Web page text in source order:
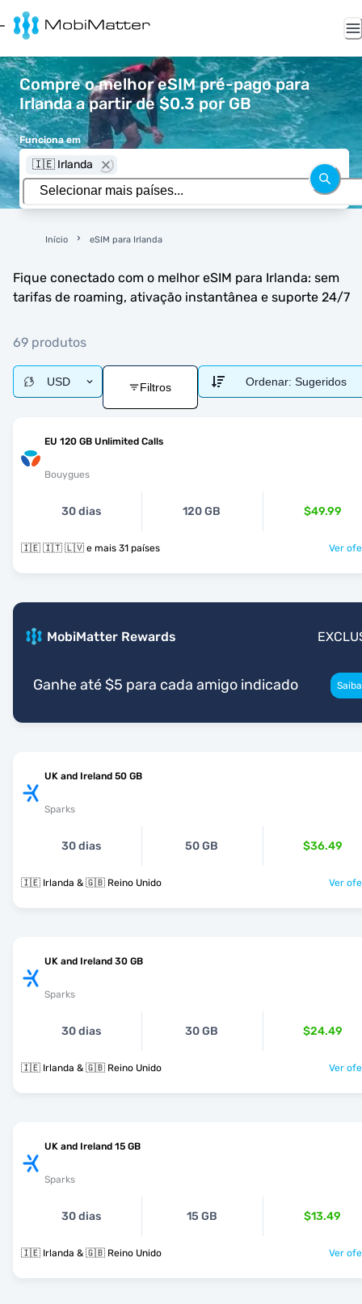
Compre o melhor eSIM pré-pago para
Irlanda a partir de $0.3 por GB
Funciona em
🇮🇪 Irlanda
Início eSIM para Irlanda
Fique conectado com o melhor eSIM para Irlanda: sem
tarifas de roaming, ativação instantânea e suporte 24/7
69 produtos
USD Filtros Ordenar: Sugeridos
EU 120 GB Unlimited Calls
Bouygues
30 dias 120 GB $49.99
🇮🇪 🇮🇹 🇱🇻 e mais 31 países Ver
MobiMatter Rewards
Ganhe até $5 para cada amigo indicado
UK and Ireland 50 GB
Sparks
30 dias 50 GB $36.49
🇮🇪 Irlanda & 🇬🇧 Reino Unido Ver
UK and Ireland 30 GB
Sparks
30 dias 30 GB $24.49
🇮🇪 Irlanda & 🇬🇧 Reino Unido Ver
UK and Ireland 15 GB
Sparks
30 dias 15 GB $13.49
🇮🇪 Irlanda & 🇬🇧 Reino Unido Ver